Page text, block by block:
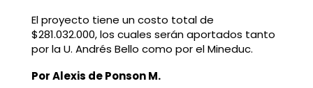
El proyecto tiene un costo total de
$281.032.000, los cuales serán aportados tanto
por la U. Andrés Bello como por el Mineduc.
Por Alexis de Ponson M.